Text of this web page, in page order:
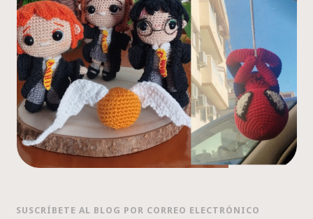
SUSCRÍBETE AL BLOG POR CORREO ELECTRÓNICO